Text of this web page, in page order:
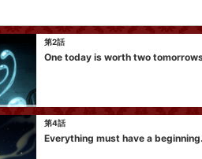
第2話
One today is worth two
第4話
Everything must have a beginning.